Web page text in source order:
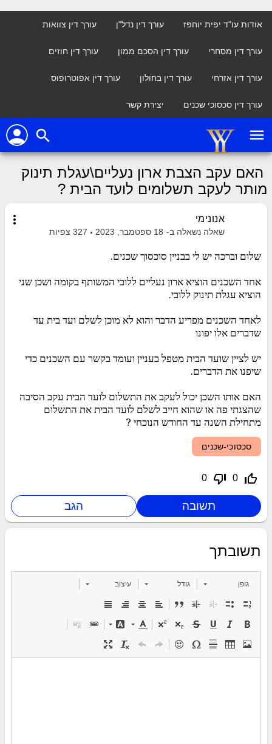
אודות עו"ד יפית יוחפז עורך דין נדל"ן עורך דין צוואות
עורך דין מסחרי עורך דין הסכם ממון עורך דין חוזים
עורך דין אזרחי עורך דין בחולון עורך דין אפוטרופוס
עורך דין סכסוכי שכנים יצירת קשר
menu
search
person
האם עקב הצבת ארון נעליים\עגלת תינוק
מותר לעקב תשלומים לועד הבית ?
more_vert אנונימי
שאלה נשאלה ב- 18 ספטמבר, 2023 327 צפיות
שלום וברכה יש לי בבניין סוכסוך שכנים.
אחד השכנים הוציא ארון נעליים ללובי המשותף בקומה ושכן שני
הוציא עגלת תינוק ללובי.
לאחד השכנים מפריע הדבר והוא לא מוכן לשלם ועד בית עד
שדברים אלו יפונו
יש לציין שועד הבית מטפל בעניין ועומד בקשר עם השכנים כדי
שיפנו את הדברים.
האם אותו השכן יכול לעקב את התשלום לועד הבית עקב הסיבה
שהצגתי פה או שהוא חייב לשלם לועד הבית את התשלום
מתחילת השנה עד החודש הנוכחי ?
סכסוכי-שכנים
thumb_up_off_alt
0
thumb_down_off_alt
0
תשובתך
גופן גודל עיצוב